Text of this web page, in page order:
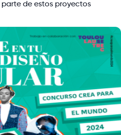
de estos proyectos